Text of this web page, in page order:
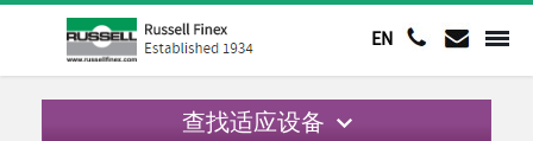
EN
查找适应设备